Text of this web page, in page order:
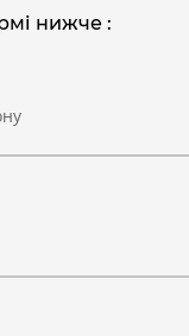
нижче :